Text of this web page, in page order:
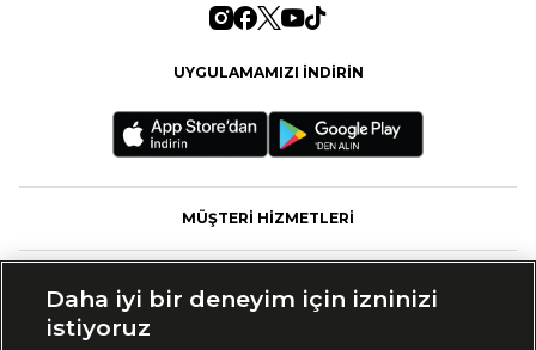
UYGULAMAMIZI İNDİRİN
MÜŞTERİ HİZMETLERİ
Daha iyi bir deneyim için izninizi
istiyoruz